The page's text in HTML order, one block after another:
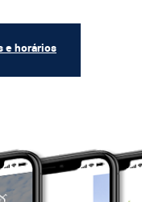
e horários